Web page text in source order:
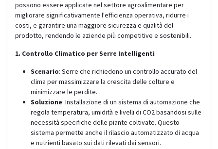
possono essere applicate nel settore agroalimentare per
migliorare significativamente l'efficienza operativa, ridurre i
costi, e garantire una maggiore sicurezza e qualità del
prodotto, rendendo le aziende più competitive e sostenibili.
1. Controllo Climatico per Serre Intelligenti
Scenario: Serre che richiedono un controllo accurato del
clima per massimizzare la crescita delle colture e
minimizzare le perdite.
Soluzione: Installazione di un sistema di automazione che
regola temperatura, umidità e livelli di CO2 basandosi sulle
necessità specifiche delle piante coltivate. Questo
sistema permette anche il rilascio automatizzato di acqua
e nutrienti basato sui dati rilevati dai sensori.